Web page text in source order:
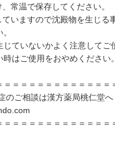
常温で保存してください。
いますので沈殿物を生じる
ていないかよく注意してご
はご使用をおやめください。
＝＝＝＝＝＝＝＝＝＝＝＝＝
のご相談は漢方薬局桃仁堂へ
＝＝＝＝＝＝＝＝＝＝＝＝＝